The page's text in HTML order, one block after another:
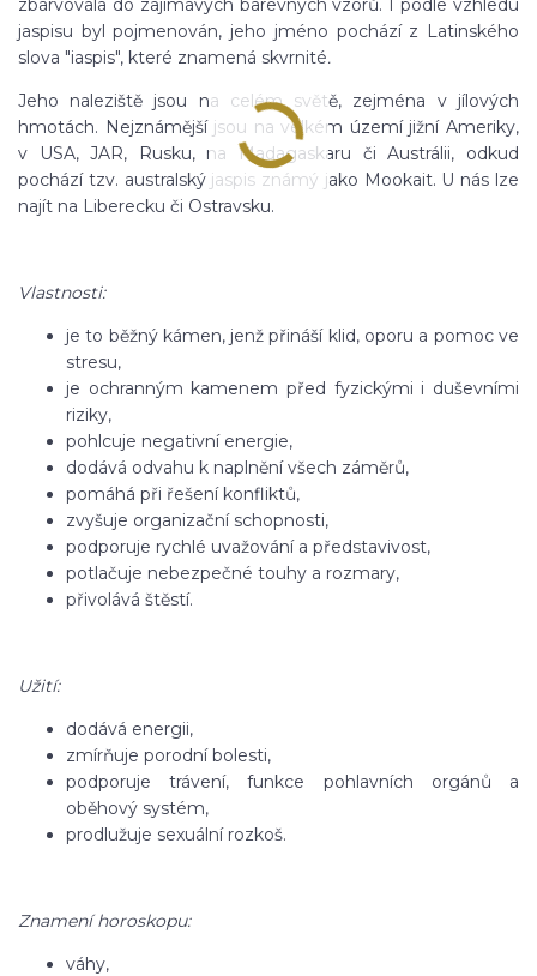
zbarvovala do zajímavých barevných vzorů. I podle vzhledu
jaspisu byl pojmenován, jeho jméno pochází z Latinského
slova "iaspis", které znamená skvrnité.
Jeho naleziště jsou na celém světě, zejména v jílových
hmotách. Nejznámější jsou na velkém území jižní Ameriky,
v USA, JAR, Rusku, na Madagaskaru či Austrálii, odkud
pochází tzv. australský jaspis známý jako Mookait. U nás lze
najít na Liberecku či Ostravsku.
Vlastnosti:
je to běžný kámen, jenž přináší klid, oporu a pomoc ve
stresu,
je ochranným kamenem před fyzickými i duševními
riziky,
pohlcuje negativní energie,
dodává odvahu k naplnění všech záměrů,
pomáhá při řešení konfliktů,
zvyšuje organizační schopnosti,
podporuje rychlé uvažování a představivost,
potlačuje nebezpečné touhy a rozmary,
přivolává štěstí.
Užití:
dodává energii,
zmírňuje porodní bolesti,
podporuje trávení, funkce pohlavních orgánů a
oběhový systém,
prodlužuje sexuální rozkoš.
Znamení horoskopu:
váhy,